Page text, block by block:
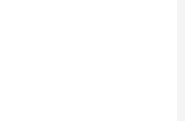
thi Reading của bài thi
tập cho phù hợp.
câu hỏi chính bạn sẽ có
đầy đủ với độ khó tương
kết hợp sử dụng nhiều loại